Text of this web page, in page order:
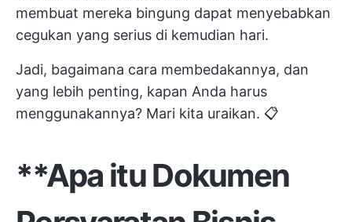
membuat mereka bingung dapat menyebabkan
cegukan yang serius di kemudian hari.
Jadi, bagaimana cara membedakannya, dan
yang lebih penting, kapan Anda harus
menggunakannya? Mari kita uraikan. 📋
**Apa itu Dokumen